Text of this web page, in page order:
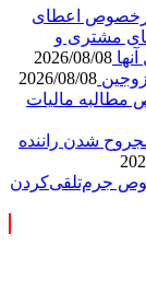
درخصوص اعطای
مشتری و
2026/08/08
2026/08/08
مالیات
شدن راننده
جرم‌تلقی‌کردن